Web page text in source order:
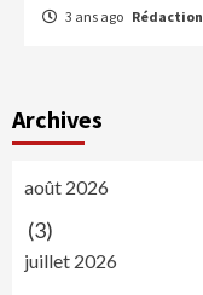
3 ans ago Rédaction
Archives
août 2026
(3)
juillet 2026